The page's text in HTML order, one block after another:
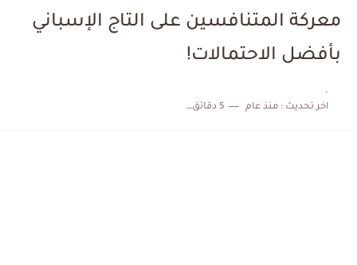
كابتن مانشستر يونايتد يدعم حنبعل المجبري
معركة المتنافسين على التاج الإسباني
بأفضل الاحتمالات!
.
اخر تحديث :منذ عام 5 دقائق للقراءة